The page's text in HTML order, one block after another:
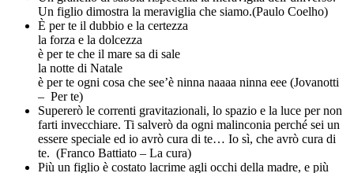
Un figlio dimostra la meraviglia che siamo.(Paulo Coelho)
È per te il dubbio e la certezza
la forza e la dolcezza
è per te che il mare sa di sale
la notte di Natale
è per te ogni cosa che see’è ninna naaaa ninna eee (Jovanotti
– Per te)
Supererò le correnti gravitazionali, lo spazio e la luce per non
farti invecchiare. Ti salverò da ogni malinconia perché sei un
essere speciale ed io avrò cura di te… Io sì, che avrò cura di
te. (Franco Battiato – La cura)
Più un figlio è costato lacrime agli occhi della madre, e più